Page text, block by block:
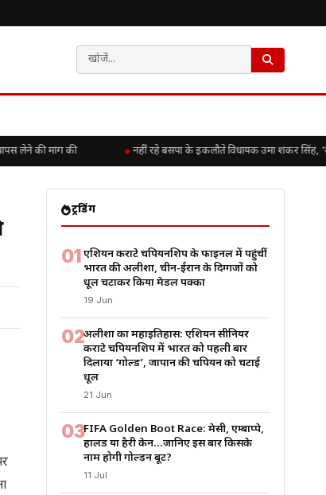
लेने की मांग की नहीं रहे बसपा के इकलौते विधायक उमा शंकर सिंह,
ट्रेंडिंग
01एशियन कराटे चैंपियनशिप के फाइनल में पहुंचीं
भारत की अलीशा, चीन-ईरान के दिग्गजों को
धूल चटाकर किया मेडल पक्का
19 Jun
02अलीशा का महाइतिहास: एशियन सीनियर
कराटे चैंपियनशिप में भारत को पहली बार
दिलाया ‘गोल्ड’, जापान की चैंपियन को चटाई
धूल
21 Jun
03FIFA Golden Boot Race: मेसी, एम्बाप्पे,
हालैंड या हैरी केन…जानिए इस बार किसके
नाम होगी गोल्डन बूट?
11 Jul